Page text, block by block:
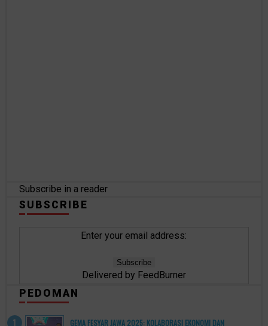
Subscribe in a reader
SUBSCRIBE
Enter your email address:
Delivered by FeedBurner
PEDOMAN
GEMA FESYAR JAWA 2025: KOLABORASI EKONOMI DAN